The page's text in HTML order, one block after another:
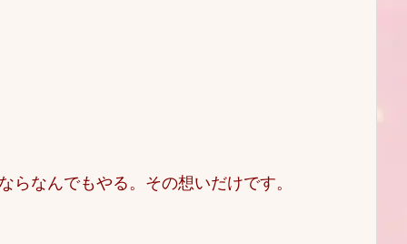
なんでもやる。その想いだけです。